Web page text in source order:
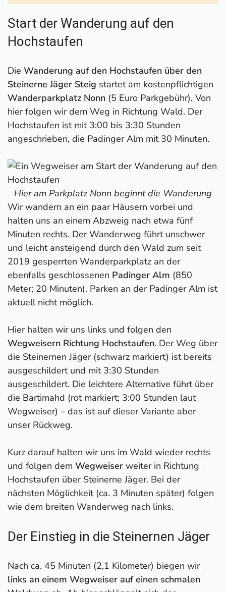
Start der Wanderung auf den
Hochstaufen
Die Wanderung auf den Hochstaufen über den
Steinerne Jäger Steig startet am kostenpflichtigen
Wanderparkplatz Nonn (5 Euro Parkgebühr). Von
hier folgen wir dem Weg in Richtung Wald. Der
Hochstaufen ist mit 3:00 bis 3:30 Stunden
angeschrieben, die Padinger Alm mit 30 Minuten.
Hier am Parkplatz Nonn beginnt die Wanderung
Wir wandern an ein paar Häusern vorbei und
halten uns an einem Abzweig nach etwa fünf
Minuten rechts. Der Wanderweg führt unschwer
und leicht ansteigend durch den Wald zum seit
2019 gesperrten Wanderparkplatz an der
ebenfalls geschlossenen Padinger Alm (850
Meter; 20 Minuten). Parken an der Padinger Alm ist
aktuell nicht möglich.
Hier halten wir uns links und folgen den
Wegweisern Richtung Hochstaufen. Der Weg über
die Steinernen Jäger (schwarz markiert) ist bereits
ausgeschildert und mit 3:30 Stunden
ausgeschildert. Die leichtere Alternative führt über
die Bartimahd (rot markiert; 3:00 Stunden laut
Wegweiser) – das ist auf dieser Variante aber
unser Rückweg.
Kurz darauf halten wir uns im Wald wieder rechts
und folgen dem Wegweiser weiter in Richtung
Hochstaufen über Steinerne Jäger. Bei der
nächsten Möglichkeit (ca. 3 Minuten später) folgen
wie dem breiten Wanderweg nach links.
Der Einstieg in die Steinernen Jäger
Nach ca. 45 Minuten (2,1 Kilometer) biegen wir
links an einem Wegweiser auf einen schmalen